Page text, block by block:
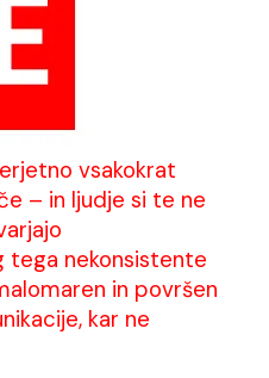
vsakokrat
– in ljudje si te ne
tega nekonsistente
in površen
kar ne